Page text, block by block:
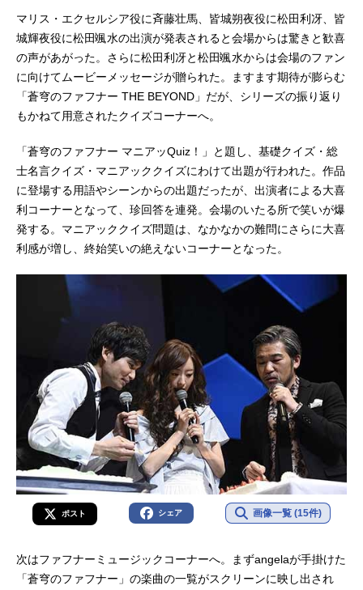
マリス・エクセルシア役に斉藤壮馬、皆城朔夜役に松田利冴、皆
城輝夜役に松田颯水の出演が発表されると会場からは驚きと歓喜
の声があがった。さらに松田利冴と松田颯水からは会場のファン
に向けてムービーメッセージが贈られた。ますます期待が膨らむ
「蒼穹のファフナー THE BEYOND」だが、シリーズの振り返り
もかねて用意されたクイズコーナーへ。
「蒼穹のファフナー マニアッQuiz！」と題し、基礎クイズ・総
士名言クイズ・マニアッククイズにわけて出題が行われた。作品
に登場する用語やシーンからの出題だったが、出演者による大喜
利コーナーとなって、珍回答を連発。会場のいたる所で笑いが爆
発する。マニアッククイズ問題は、なかなかの難問にさらに大喜
利感が増し、終始笑いの絶えないコーナーとなった。
ポスト シェア 画像一覧 (15件)
次はファフナーミュージックコーナーへ。まずangelaが手掛けた
「蒼穹のファフナー」の楽曲の一覧がスクリーンに映し出され